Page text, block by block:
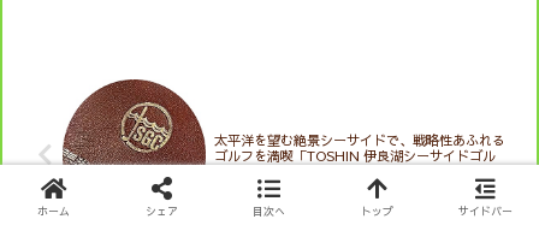
太平洋を望む絶景シーサイドで、戦略性あふれる
ゴルフを満喫「TOSHIN 伊良湖シーサイドゴル
ホーム シェア 目次へ トップ サイドバー